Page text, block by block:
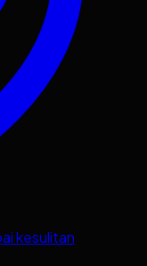
kesulitan